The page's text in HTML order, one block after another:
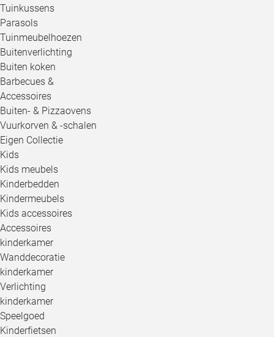
Tuinkussens
Parasols
Tuinmeubelhoezen
Buitenverlichting
Buiten koken
Barbecues &
Accessoires
Buiten- & Pizzaovens
Vuurkorven & -schalen
Eigen Collectie
Kids
Kids meubels
Kinderbedden
Kindermeubels
Kids accessoires
Accessoires
kinderkamer
Wanddecoratie
kinderkamer
Verlichting
kinderkamer
Speelgoed
Kinderfietsen